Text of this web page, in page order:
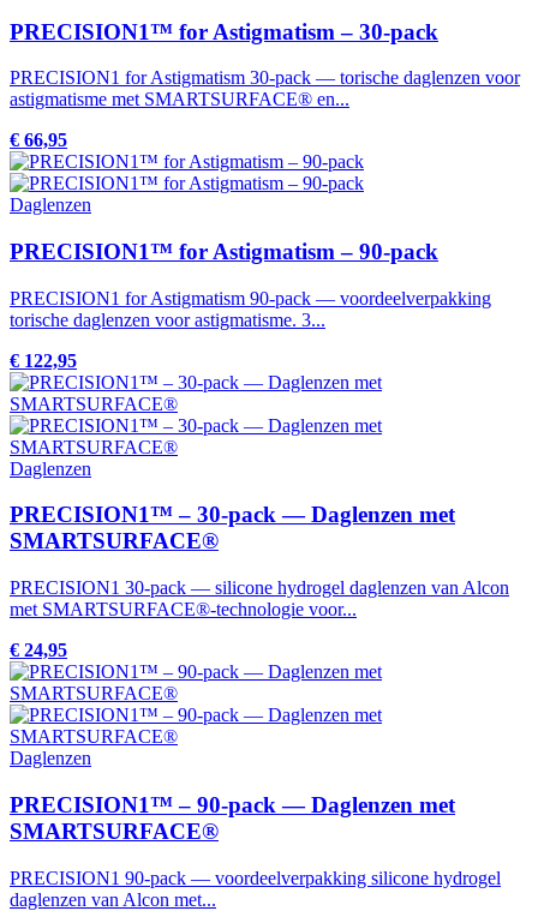
PRECISION1™ for Astigmatism – 30-pack
PRECISION1 for Astigmatism 30-pack — torische daglenzen voor
astigmatisme met SMARTSURFACE® en...
€ 66,95
Daglenzen
PRECISION1™ for Astigmatism – 90-pack
PRECISION1 for Astigmatism 90-pack — voordeelverpakking
torische daglenzen voor astigmatisme. 3...
€ 122,95
Daglenzen
PRECISION1™ – 30-pack — Daglenzen met
SMARTSURFACE®
PRECISION1 30-pack — silicone hydrogel daglenzen van Alcon
met SMARTSURFACE®-technologie voor...
€ 24,95
Daglenzen
PRECISION1™ – 90-pack — Daglenzen met
SMARTSURFACE®
PRECISION1 90-pack — voordeelverpakking silicone hydrogel
daglenzen van Alcon met...